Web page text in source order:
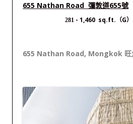
655 Nathan Road 彌敦道655號
281 - 1,460 sq.ft.（G
655 Nathan Road, Mongkok 旺